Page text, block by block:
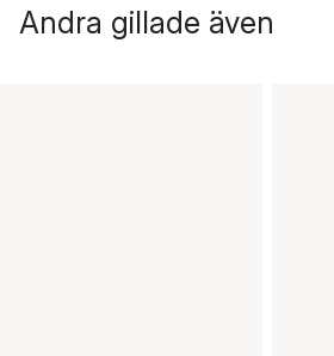
Andra gillade även